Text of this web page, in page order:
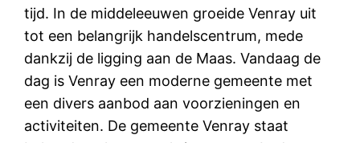
tijd. In de middeleeuwen groeide Venray uit
tot een belangrijk handelscentrum, mede
dankzij de ligging aan de Maas. Vandaag de
dag is Venray een moderne gemeente met
een divers aanbod aan voorzieningen en
activiteiten. De gemeente Venray staat